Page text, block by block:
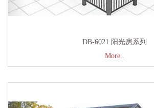
DB-6021 阳光房系列
More..